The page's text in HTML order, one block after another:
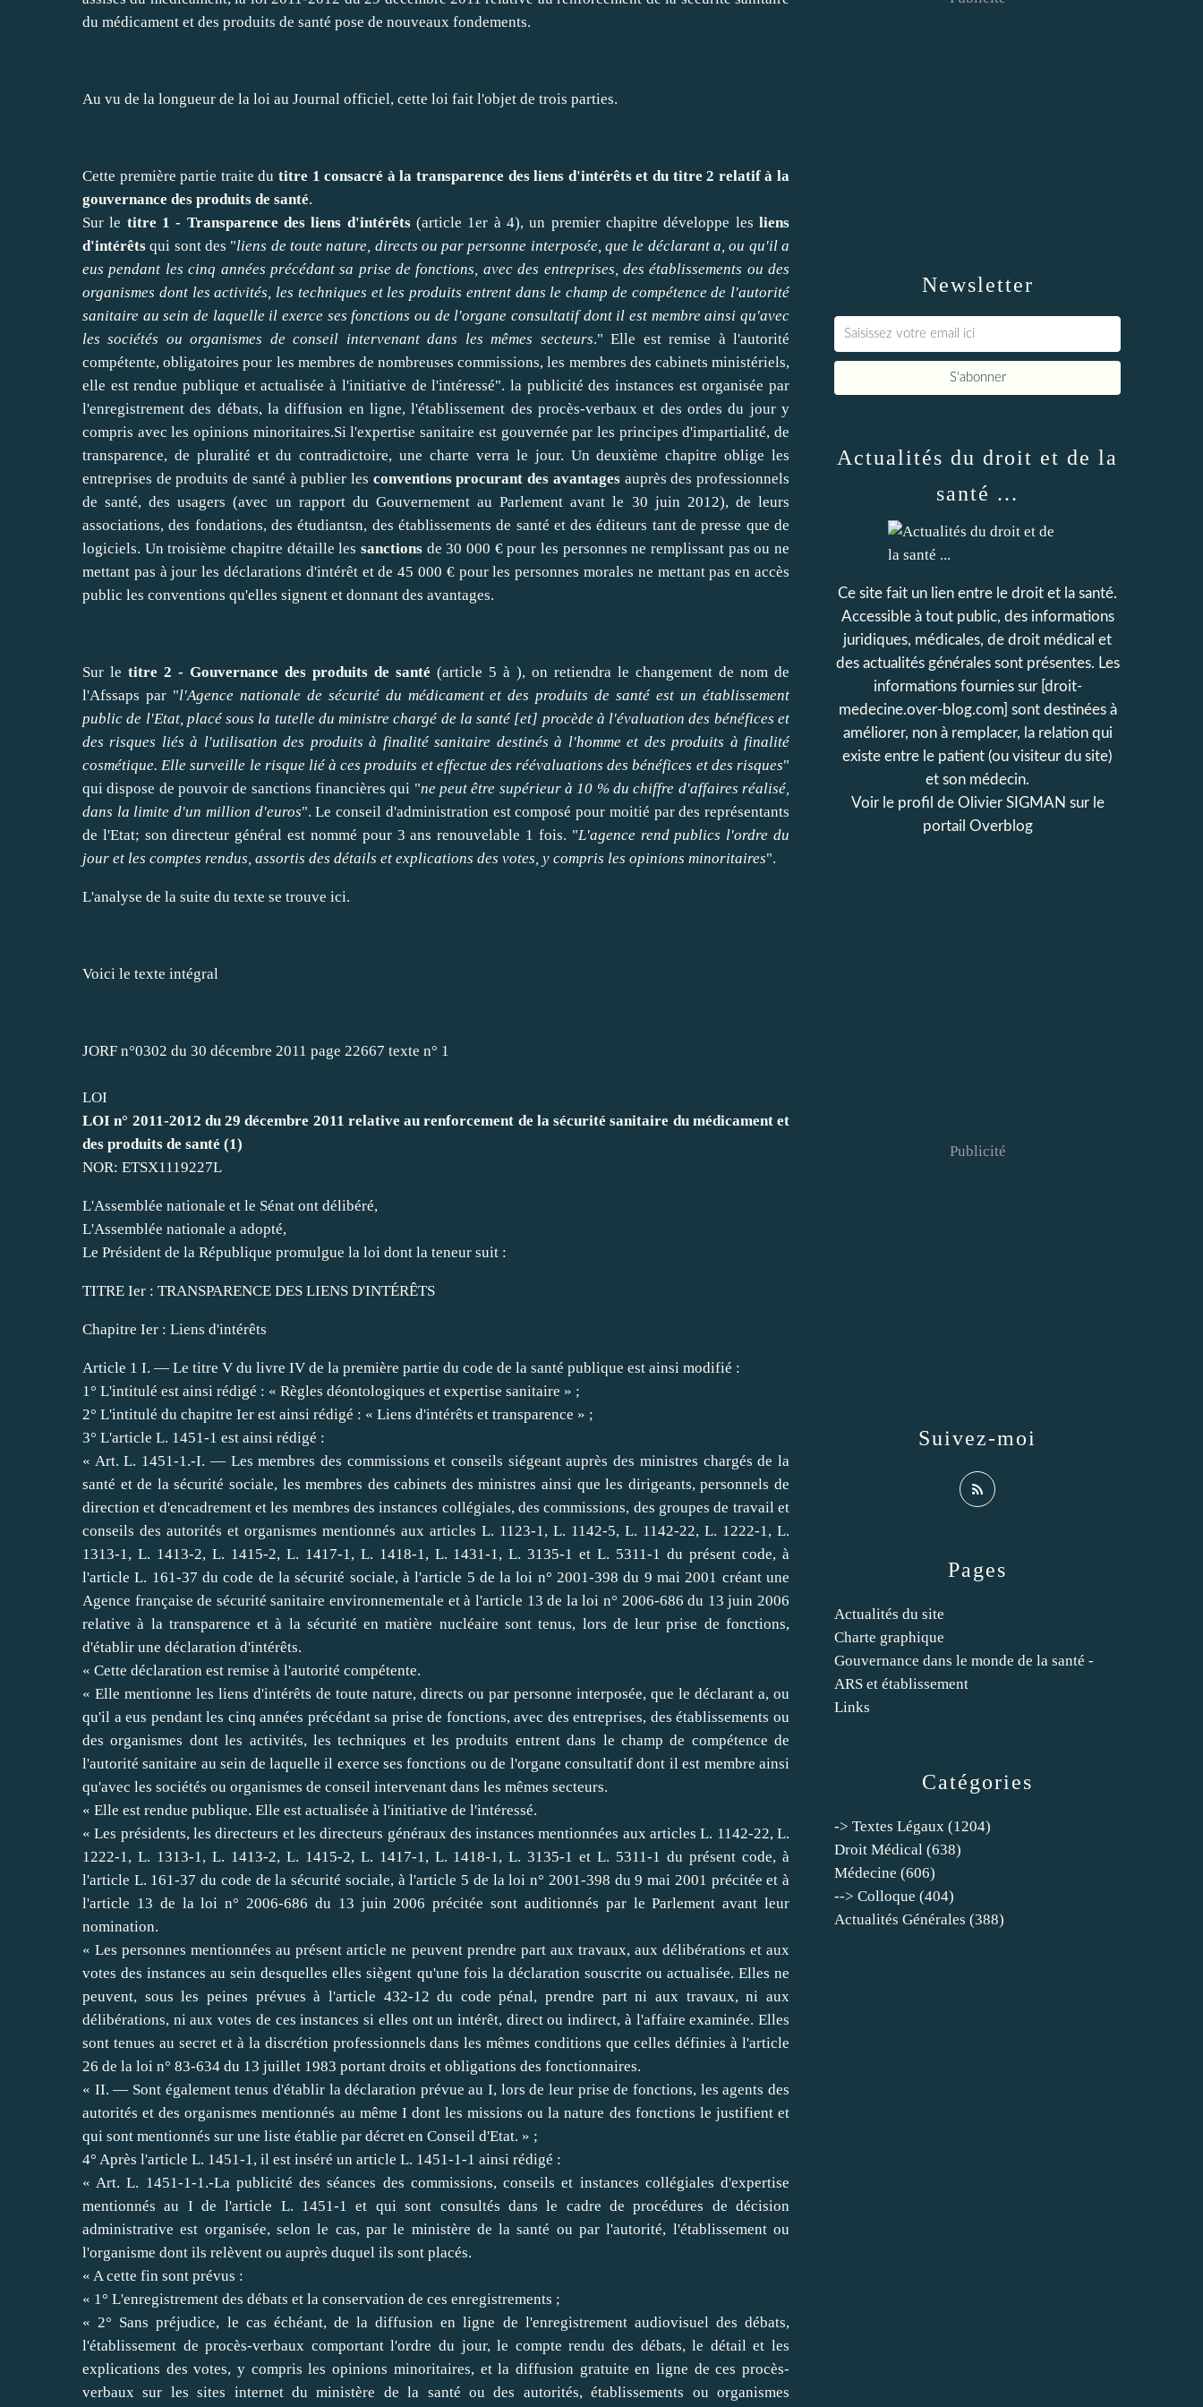
du médicament et des produits de santé pose de nouveaux fondements.
Au vu de la longueur de la loi au Journal officiel, cette loi fait l'objet de trois parties.
Cette première partie traite du titre 1 consacré à la transparence des liens d'intérêts et du titre 2 relatif à la
gouvernance des produits de santé.
Sur le titre 1 - Transparence des liens d'intérêts(article 1er à 4), un premier chapitre développe lesliens
d'intérêts qui sont des "liens de toute nature, directs ou par personne interposée, que le déclarant a, ou qu'il a
eus pendant les cinq années précédant sa prise de fonctions, avec des entreprises, des établissements ou des
organismes dont les activités, les techniques et les produits entrent dans le champ de compétence de l'autorité
sanitaire au sein de laquelle il exerce ses fonctions ou de l'organe consultatif dont il est membre ainsi qu'avec
les sociétés ou organismes de conseil intervenant dans les mêmes secteurs." Elle est remise à l'autorité
compétente, obligatoires pour les membres de nombreuses commissions, les membres des cabinets ministériels,
elle est rendue publique et actualisée à l'initiative de l'intéressé". la publicité des instances est organisée par
l'enregistrement des débats, la diffusion en ligne, l'établissement des procès-verbaux et des ordes du jour y
compris avec les opinions minoritaires.Si l'expertise sanitaire est gouvernée par les principes d'impartialité, de
transparence, de pluralité et du contradictoire, une charte verra le jour. Un deuxième chapitre oblige les
entreprises de produits de santé à publier les conventions procurant des avantagesauprès des professionnels
de santé, des usagers (avec un rapport du Gouvernement au Parlement avant le 30 juin 2012), de leurs
associations, des fondations, des étudiantsn, des établissements de santé et des éditeurs tant de presse que de
logiciels. Un troisième chapitre détaille les sanctions de 30 000 € pour les personnes ne remplissant pas ou ne
mettant pas à jour les déclarations d'intérêt et de 45 000 € pour les personnes morales ne mettant pas en accès
public les conventions qu'elles signent et donnant des avantages.
Sur le titre 2 - Gouvernance des produits de santé (article 5 à ), on retiendra le changement de nom de
l'Afssaps par "l'Agence nationale de sécurité du médicament et des produits de santé est un établissement
public de l'Etat, placé sous la tutelle du ministre chargé de la santé [et] procède à l'évaluation des bénéfices et
des risques liés à l'utilisation des produits à finalité sanitaire destinés à l'homme et des produits à finalité
cosmétique. Elle surveille le risque lié à ces produits et effectue des réévaluations des bénéfices et des risques"
qui dispose de pouvoir de sanctions financières qui "ne peut être supérieur à 10 % du chiffre d'affaires réalisé,
dans la limite d'un million d'euros". Le conseil d'administration est composé pour moitié par des représentants
de l'Etat; son directeur général est nommé pour 3 ans renouvelable 1 fois. "L'agence rend publics l'ordre du
jour et les comptes rendus, assortis des détails et explications des votes, y compris les opinions minoritaires".
L'analyse de la suite du texte se trouve ici.
Voici le texte intégral
JORF n°0302 du 30 décembre 2011 page 22667 texte n° 1
LOI
LOI n° 2011-2012 du 29 décembre 2011 relative au renforcement de la sécurité sanitaire du médicament et
des produits de santé (1)
NOR: ETSX1119227L
L'Assemblée nationale et le Sénat ont délibéré,
L'Assemblée nationale a adopté,
Le Président de la République promulgue la loi dont la teneur suit :
TITRE Ier : TRANSPARENCE DES LIENS D'INTÉRÊTS
Chapitre Ier : Liens d'intérêts
Article 1 I. ― Le titre V du livre IV de la première partie du code de la santé publique est ainsi modifié :
1° L'intitulé est ainsi rédigé : « Règles déontologiques et expertise sanitaire » ;
2° L'intitulé du chapitre Ier est ainsi rédigé : « Liens d'intérêts et transparence » ;
3° L'article L. 1451-1 est ainsi rédigé :
« Art. L. 1451-1.-I. ― Les membres des commissions et conseils siégeant auprès des ministres chargés de la
santé et de la sécurité sociale, les membres des cabinets des ministres ainsi que les dirigeants, personnels de
direction et d'encadrement et les membres des instances collégiales, des commissions, des groupes de travail et
conseils des autorités et organismes mentionnés aux articles L. 1123-1, L. 1142-5, L. 1142-22, L. 1222-1, L.
1313-1, L. 1413-2, L. 1415-2, L. 1417-1, L. 1418-1, L. 1431-1, L. 3135-1 et L. 5311-1 du présent code, à
l'article L. 161-37 du code de la sécurité sociale, à l'article 5 de la loi n° 2001-398 du 9 mai 2001 créant une
Agence française de sécurité sanitaire environnementale et à l'article 13 de la loi n° 2006-686 du 13 juin 2006
relative à la transparence et à la sécurité en matière nucléaire sont tenus, lors de leur prise de fonctions,
d'établir une déclaration d'intérêts.
« Cette déclaration est remise à l'autorité compétente.
« Elle mentionne les liens d'intérêts de toute nature, directs ou par personne interposée, que le déclarant a, ou
qu'il a eus pendant les cinq années précédant sa prise de fonctions, avec des entreprises, des établissements ou
des organismes dont les activités, les techniques et les produits entrent dans le champ de compétence de
l'autorité sanitaire au sein de laquelle il exerce ses fonctions ou de l'organe consultatif dont il est membre ainsi
qu'avec les sociétés ou organismes de conseil intervenant dans les mêmes secteurs.
« Elle est rendue publique. Elle est actualisée à l'initiative de l'intéressé.
« Les présidents, les directeurs et les directeurs généraux des instances mentionnées aux articles L. 1142-22, L.
1222-1, L. 1313-1, L. 1413-2, L. 1415-2, L. 1417-1, L. 1418-1, L. 3135-1 et L. 5311-1 du présent code, à
l'article L. 161-37 du code de la sécurité sociale, à l'article 5 de la loi n° 2001-398 du 9 mai 2001 précitée et à
l'article 13 de la loi n° 2006-686 du 13 juin 2006 précitée sont auditionnés par le Parlement avant leur
nomination.
« Les personnes mentionnées au présent article ne peuvent prendre part aux travaux, aux délibérations et aux
votes des instances au sein desquelles elles siègent qu'une fois la déclaration souscrite ou actualisée. Elles ne
peuvent, sous les peines prévues à l'article 432-12 du code pénal, prendre part ni aux travaux, ni aux
délibérations, ni aux votes de ces instances si elles ont un intérêt, direct ou indirect, à l'affaire examinée. Elles
sont tenues au secret et à la discrétion professionnels dans les mêmes conditions que celles définies à l'article
26 de la loi n° 83-634 du 13 juillet 1983 portant droits et obligations des fonctionnaires.
« II. ― Sont également tenus d'établir la déclaration prévue au I, lors de leur prise de fonctions, les agents des
autorités et des organismes mentionnés au même I dont les missions ou la nature des fonctions le justifient et
qui sont mentionnés sur une liste établie par décret en Conseil d'Etat. » ;
4° Après l'article L. 1451-1, il est inséré un article L. 1451-1-1 ainsi rédigé :
« Art. L. 1451-1-1.-La publicité des séances des commissions, conseils et instances collégiales d'expertise
mentionnés au I de l'article L. 1451-1 et qui sont consultés dans le cadre de procédures de décision
administrative est organisée, selon le cas, par le ministère de la santé ou par l'autorité, l'établissement ou
l'organisme dont ils relèvent ou auprès duquel ils sont placés.
« A cette fin sont prévus :
« 1° L'enregistrement des débats et la conservation de ces enregistrements ;
« 2° Sans préjudice, le cas échéant, de la diffusion en ligne de l'enregistrement audiovisuel des débats,
l'établissement de procès-verbaux comportant l'ordre du jour, le compte rendu des débats, le détail et les
explications des votes, y compris les opinions minoritaires, et la diffusion gratuite en ligne de ces procès-
verbaux sur les sites internet du ministère de la santé ou des autorités, établissements ou organismes
Newsletter
Catégories
-> Textes Légaux (1204)
Droit Médical (638)
Médecine (606)
--> Colloque (404)
Actualités Générales (388)
Pages
Actualités du site
Charte graphique
Gouvernance dans le monde de la santé -
ARS et établissement
Links
Actualités du droit et de la
santé ...
Ce site fait un lien entre le droit et la santé.
Accessible à tout public, des informations
juridiques, médicales, de droit médical et
des actualités générales sont présentes. Les
informations fournies sur [droit-
medecine.over-blog.com] sont destinées à
améliorer, non à remplacer, la relation qui
existe entre le patient (ou visiteur du site)
et son médecin.
Voir le profil de Olivier SIGMAN sur le
portail Overblog
Suivez-moi
Publicité